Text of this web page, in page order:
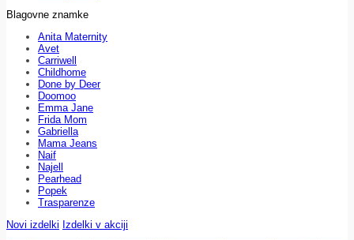
Blagovne znamke
Anita Maternity
Avet
Carriwell
Childhome
Done by Deer
Doomoo
Emma Jane
Frida Mom
Gabriella
Mama Jeans
Naif
Najell
Pearhead
Popek
Trasparenze
Novi izdelki Izdelki v akciji